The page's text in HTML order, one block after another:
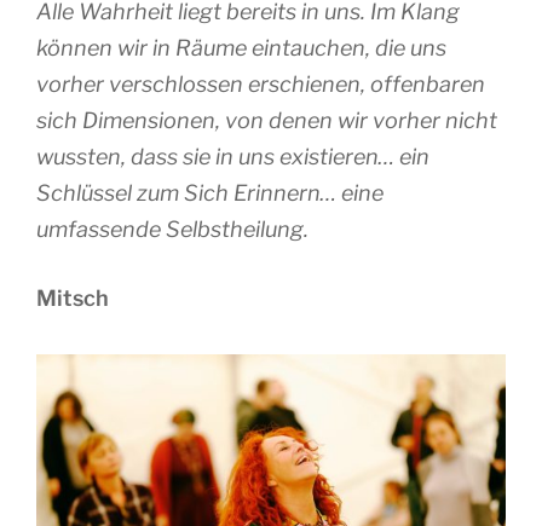
Alle Wahrheit liegt bereits in uns. Im Klang
können wir in Räume eintauchen, die uns
vorher verschlossen erschienen, offenbaren
sich Dimensionen, von denen wir vorher nicht
wussten, dass sie in uns existieren… ein
Schlüssel zum Sich Erinnern… eine
umfassende Selbstheilung.
Mitsch